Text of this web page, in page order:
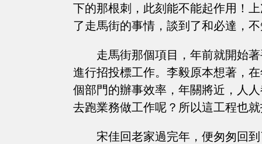
下的那根刺，此刻能不能起作用！
了走馬街的事情，談到了和必達，
走馬街那個項目，年前就開始
進行招投標工作。李毅原本想著，
個部門的辦事效率，年關將近，人
去跑業務做工作呢？所以這工程也
宋佳回老家過完年，便匆匆回